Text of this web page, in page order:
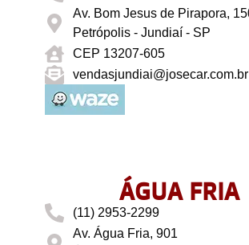
Av. Bom Jesus de Pirapora,
Petrópolis - Jundiaí - SP
CEP 13207-605
vendasjundiai@josecar.com.br
ÁGUA FRIA
(11) 2953-2299
Av. Água Fria, 901